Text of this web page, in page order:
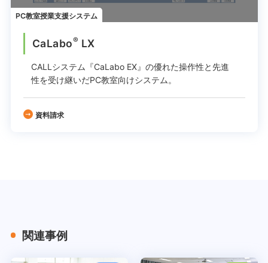
PC教室授業支援システム
CaLabo® LX
CALLシステム『CaLabo EX』の優れた操作性と先進
性を受け継いだPC教室向けシステム。
資料請求
関連事例